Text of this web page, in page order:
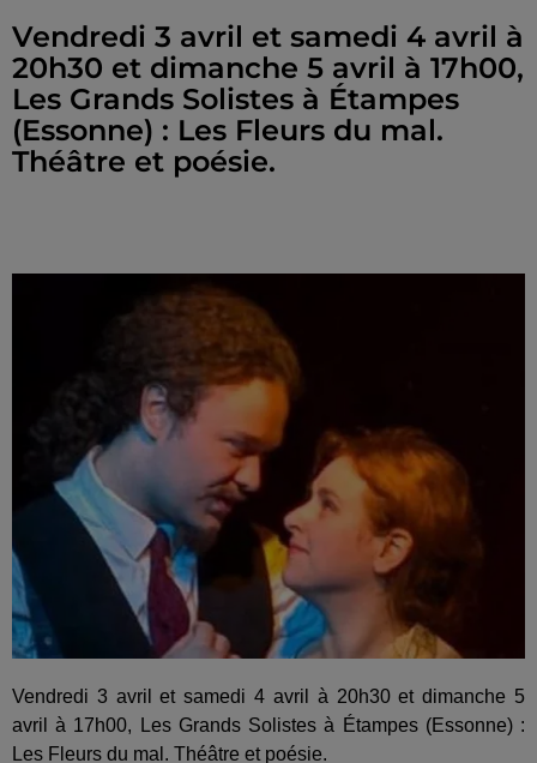
Vendredi 3 avril et samedi 4 avril à
20h30 et dimanche 5 avril à 17h00,
Les Grands Solistes à Étampes
(Essonne) : Les Fleurs du mal.
Théâtre et poésie.
Vendredi 3 avril et samedi 4 avril à 20h30 et dimanche 5
avril à 17h00, Les Grands Solistes à Étampes (Essonne) :
Les Fleurs du mal. Théâtre et poésie.